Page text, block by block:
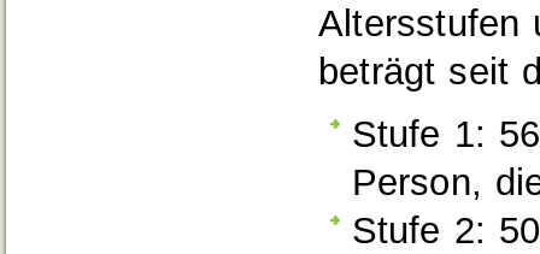
Altersstufen
beträgt seit
Stufe 1:
Person,
Stufe 2: